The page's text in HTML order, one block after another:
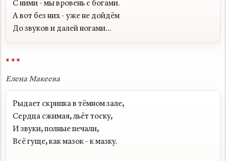
С ними - мы вровень с богами.
А вот без них - уже не дойдём
* * *
Елена Макеева
Рыдает скрипка в тёмном зале,
Сердца сжимая, льёт тоску,
И звуки, полные печали,
Всё гуще, как мазок – к мазку.